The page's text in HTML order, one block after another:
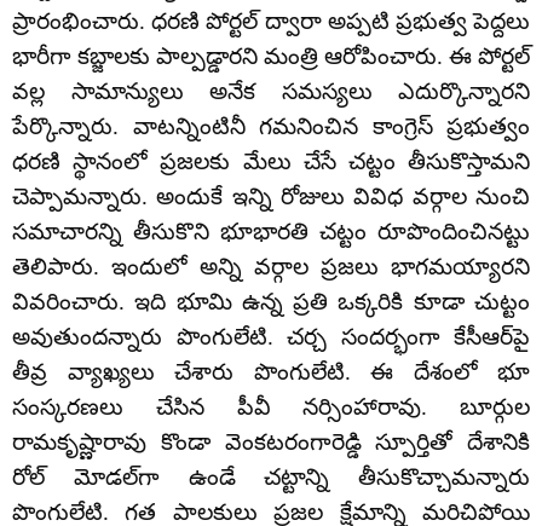
ప్రారంభించారు. ధరణి పోర్టల్‌ ద్వారా అప్పటి ప్రభుత్వ పెద్దలు
భారీగా కబ్జాలకు పాల్పడ్డారని మంత్రి ఆరోపించారు. ఈ పోర్టల్
వల్ల సామాన్యులు అనేక సమస్యలు ఎదుర్కొన్నారని
పేర్కొన్నారు. వాటన్నింటినీ గమనించిన కాంగ్రెస్ ప్రభుత్వం
ధరణి స్థానంలో ప్రజలకు మేలు చేసే చట్టం తీసుకొస్తామని
చెప్పామన్నారు. అందుకే ఇన్ని రోజులు వివిధ వర్గాల నుంచి
సమాచారన్ని తీసుకొని భూభారతి చట్టం రూపొందించినట్టు
తెలిపారు. ఇందులో అన్ని వర్గాల ప్రజలు భాగమయ్యారని
వివరించారు. ఇది భూమి ఉన్న ప్రతి ఒక్కరికి కూడా చుట్టం
అవుతుందన్నారు పొంగులేటి. చర్చ సందర్భంగా కేసీఆర్‌పై
తీవ్ర వ్యాఖ్యలు చేశారు పొంగులేటి. ఈ దేశంలో భూ
సంస్కరణలు చేసిన పీవీ నర్సింహారావు. బూర్గుల
రామకృష్ణారావు కొండా వెంకటరంగారెడ్డి స్పూర్తితో దేశానికి
రోల్ మోడల్‌గా ఉండే చట్టాన్ని తీసుకొచ్చామన్నారు
పొంగులేటి. గత పాలకులు ప్రజల క్షేమాన్ని మరిచిపోయి